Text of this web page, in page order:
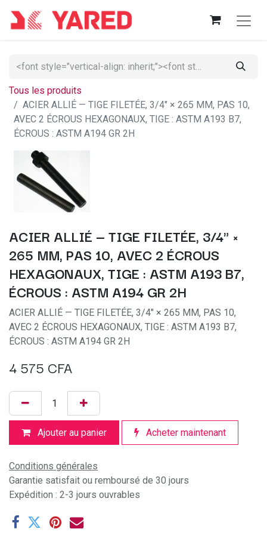
Tous les produits
ACIER ALLIÉ — TIGE FILETÉE, 3/4" × 265 MM, PAS 10,
AVEC 2 ÉCROUS HEXAGONAUX, TIGE : ASTM A193 B7,
ÉCROUS : ASTM A194 GR 2H
ACIER ALLIÉ — TIGE FILETÉE, 3/4" ×
265 MM, PAS 10, AVEC 2 ÉCROUS
HEXAGONAUX, TIGE : ASTM A193 B7,
ÉCROUS : ASTM A194 GR 2H
ACIER ALLIÉ — TIGE FILETÉE, 3/4" × 265 MM, PAS 10,
AVEC 2 ÉCROUS HEXAGONAUX, TIGE : ASTM A193 B7,
ÉCROUS : ASTM A194 GR 2H
4 575 CFA
Ajouter au panier Acheter maintenant
Conditions générales
Garantie satisfait ou remboursé de 30 jours
Expédition : 2-3 jours ouvrables